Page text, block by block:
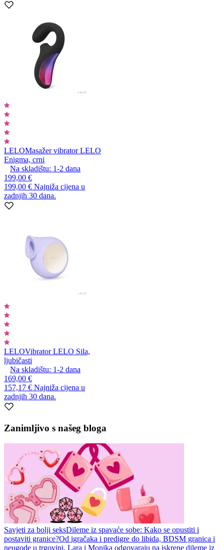
LELOMasažer vibrator LELO
Enigma, crni
Na skladištu: 1-2 dana
199,00 €
199,00 € Najniža cijena u
zadnjih 30 dana.
LELOVibrator LELO Sila,
ljubičasti
Na skladištu: 1-2 dana
169,00 €
157,17 € Najniža cijena u
zadnjih 30 dana.
Zanimljivo s našeg bloga
Savjeti za bolji seksDileme iz spavaće sobe: Kako se opustiti i
postaviti granice?Od igračaka i predigre do libida, BDSM granica i
neugode u trgovini. Lara i Monika odgovaraju na iskrene dileme iz